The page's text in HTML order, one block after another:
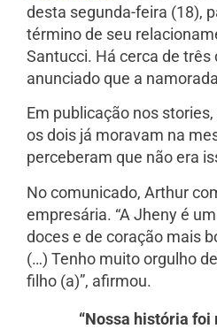
desta segunda-feira (18),
término de seu
Santucci. Há cerca de três
anunciado que a
Em publicação nos
os dois já moravam na
perceberam que não era
No comunicado, Arthur
empresária. “A Jheny é
doces e de coração mais
(…) Tenho muito orgulho
filho (a)”, afirmou.
“Nossa história